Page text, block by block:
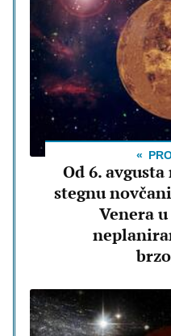
Od 6.
stegnu
Venera